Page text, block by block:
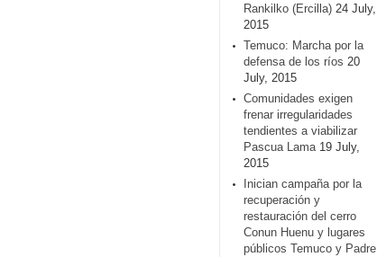
Rankilko (Ercilla) 24 July,
2015
Temuco: Marcha por la
defensa de los ríos 20
July, 2015
Comunidades exigen
frenar irregularidades
tendientes a viabilizar
Pascua Lama 19 July,
2015
Inician campaña por la
recuperación y
restauración del cerro
Conun Huenu y lugares
públicos Temuco y Padre